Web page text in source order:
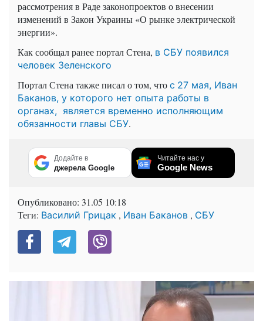
рассмотрения в Раде законопроектов о внесении
изменений в Закон Украины «О рынке электрической
энергии».
Как сообщал ранее портал Стена, в СБУ появился
человек Зеленского
Портал Стена также писал о том, что с 27 мая, Иван
Баканов, у которого нет опыта работы в
органах, является временно исполняющим
обязанности главы СБУ.
Додайте в
джерела Google
Читайте нас у
Google News
Опубликовано: 31.05 10:18
Теги: Василий Грицак , Иван Баканов , СБУ